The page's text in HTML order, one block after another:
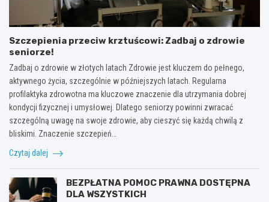
Szczepienia przeciw krztuścowi: Zadbaj o zdrowie
seniorze!
Zadbaj o zdrowie w złotych latach Zdrowie jest kluczem do pełnego,
aktywnego życia, szczególnie w późniejszych latach. Regularna
profilaktyka zdrowotna ma kluczowe znaczenie dla utrzymania dobrej
kondycji fizycznej i umysłowej. Dlatego seniorzy powinni zwracać
szczególną uwagę na swoje zdrowie, aby cieszyć się każdą chwilą z
bliskimi. Znaczenie szczepień…
Czytaj dalej
BEZPŁATNA POMOC PRAWNA DOSTĘPNA
DLA WSZYSTKICH